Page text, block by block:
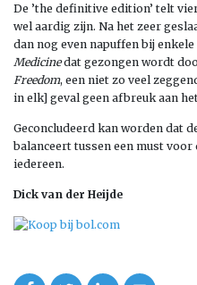
De ’the definitive edition’ telt
wel aardig zijn. Na het zeer
dan nog even napuffen bij
Medicinedat gezongen wordt
Freedom, een niet zo veel
in elk] geval geen afbreuk aan
Geconcludeerd kan worden dat
balanceert tussen een must voor
iedereen.
Dick van der Heijde